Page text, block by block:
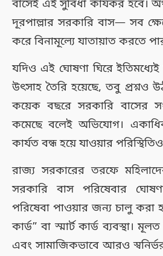
বাসেই এই সুবিধা কার্যকর হবে।
দূরপাল্লার সরকারি বাস— সব
করে বিনামূল্যে যাতায়াত করতে
যদিও এই ঘোষণা ঘিরে ইতিমধ্যেই
উৎসাহ তৈরি হয়েছে, তবু
কয়েক বছরে সরকারি বাসের
কমেছে বলেই অভিযোগ।
কার্যত বন্ধ হয়ে যাওয়ার
রাজ্য সরকারের তরফে
সরকারি বাস পরিষেবার
পরিষেবা পাওয়ার জন্য চালু করা
কার্ড” বা স্মার্ট কার্ড ব্যবস্থা।
এবং সামাজিকভাবে আরও